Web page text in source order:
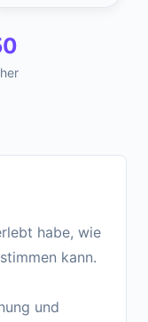
habe, wie
kann.
und